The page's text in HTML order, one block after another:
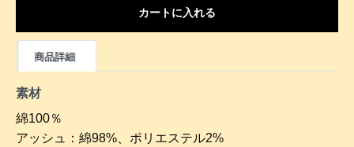
カートに入れる
商品詳細
素材
綿100％
アッシュ：綿98%、ポリエステル2%